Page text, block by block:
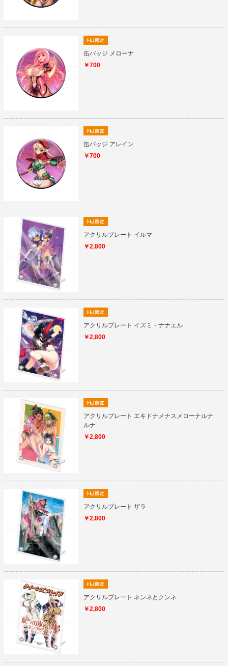
缶バッジ メローナ
￥700
缶バッジ アレイン
￥700
アクリルプレート イルマ
￥2,800
アクリルプレート イズミ・ナナエル
￥2,800
アクリルプレート エキドナメナスメローナルナ
ルナ
￥2,800
アクリルプレート ザラ
￥2,800
アクリルプレート ネンネとクンネ
￥2,800